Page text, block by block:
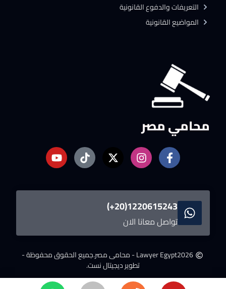
محامي مصر
1220615243(20+)
تواصل معانا الان
2026Lawyer Egypt - محامى مصر.
جميع الحقوق محفوظة -
تطوير ديجيتال نست.
التعريفات والدفوع القانونية
المواضيع القانونية